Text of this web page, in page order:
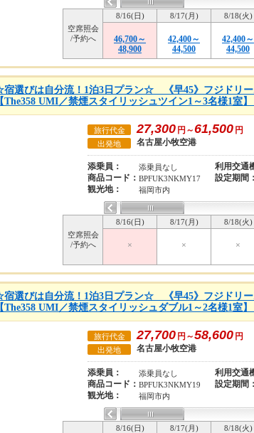
空席照会
/予約へ
8/16(日) 8/17(月) 8/18(火)
46,700～
48,900
42,400～
44,500
42,400～
44,500
選びは自分流！1泊3日プラン☆ 《早45》フジドリ
【The358 UMI／禁煙スタイリッシュツイン1～3名様1室
旅行代金 27,300 円～61,500 円
出発地 名古屋小牧空港
添乗員： 添乗員なし 利用交通
商品コード： BPFUK3NKMY17 設定期間：
観光地： 福岡市内
空席照会
/予約へ
8/16(日) 8/17(月) 8/18(火)
× × ×
選びは自分流！1泊3日プラン☆ 《早45》フジドリ
【The358 UMI／禁煙スタイリッシュダブル1～2名様1室
旅行代金 27,700 円～58,600 円
出発地 名古屋小牧空港
添乗員： 添乗員なし 利用交通
商品コード： BPFUK3NKMY19 設定期間：
観光地： 福岡市内
8/16(日) 8/17(月) 8/18(火)